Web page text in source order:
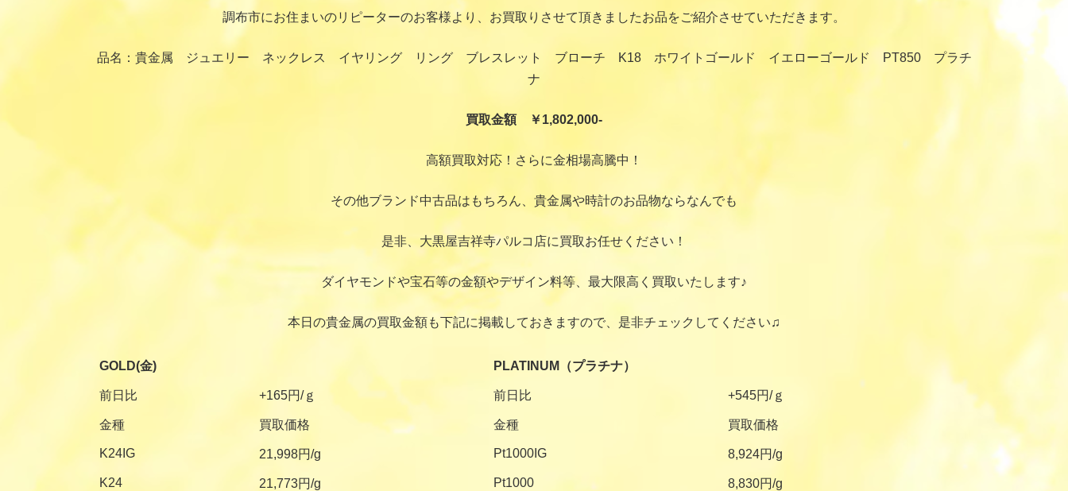
調布市にお住まいのリピーターのお客様より、お買取りさせて頂きましたお品をご紹介させていただきます。
品名：貴金属 ジュエリー ネックレス イヤリング リング ブレスレット ブローチ K18 ホワイトゴールド イエローゴールド PT850 プラチ
ナ
買取金額 ￥1,802,000-
高額買取対応！さらに金相場高騰中！
その他ブランド中古品はもちろん、貴金属や時計のお品物ならなんでも
是非、大黒屋吉祥寺パルコ店に買取お任せください！
ダイヤモンドや宝石等の金額やデザイン料等、最大限高く買取いたします♪
本日の貴金属の買取金額も下記に掲載しておきますので、是非チェックしてください♫
GOLD(金) PLATINUM（プラチナ）
前日比 +165円/ｇ 前日比 +545円/ｇ
金種 買取価格 金種 買取価格
K24IG 21,998円/g Pt1000IG 8,924円/g
K24 21,773円/g Pt1000 8,830円/g